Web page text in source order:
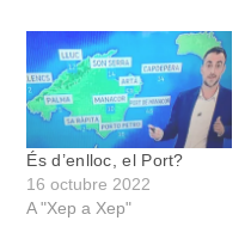
És d’enlloc, el Port?
16 octubre 2022
A "Xep a Xep"